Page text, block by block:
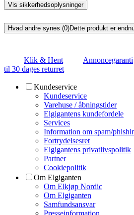
Vis sikkerhedsoplysninger
Hvad andre synes (0)Dette produkt er
Klik & Hent Annoncegaranti
til 30 dages returret
Kundeservice
Kundeservice
Varehuse / åbningstider
Elgigantens kundefordele
Services
Information om spam/
Fortrydelsesret
Elgigantens privatlivspolitik
Partner
Cookiepolitik
Om Elgiganten
Om Elkjøp Nordic
Om Elgiganten
Samfundsansvar